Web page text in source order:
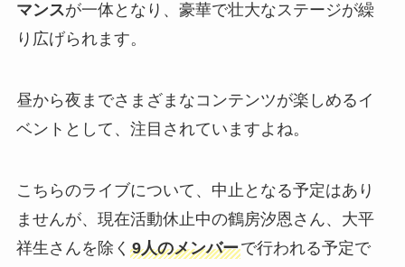
マンスが一体となり、豪華で壮大なステージが繰
り広げられます。
昼から夜までさまざまなコンテンツが楽しめるイ
ベントとして、注目されていますよね。
こちらのライブについて、中止となる予定はあり
ませんが、現在活動休止中の鶴房汐恩さん、大平
祥生さんを除く 9人のメンバーで行われる予定で